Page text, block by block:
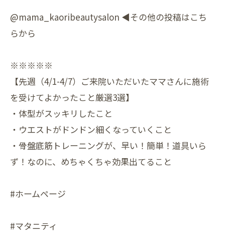
@mama_kaoribeautysalon ◀️その他の投稿はこち
らから
※※※※※
【先週（4/1-4/7）ご来院いただいたママさんに施術
を受けてよかったこと厳選3選】
・体型がスッキリしたこと
・ウエストがドンドン細くなっていくこと
・骨盤底筋トレーニングが、早い！簡単！道具いら
ず！なのに、めちゃくちゃ効果出てること
#ホームページ
⁡#マタニティ